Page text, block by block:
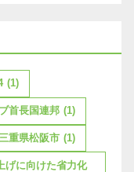
(1)
首長国連邦 (1)
三重県松阪市 (1)
げに向けた省力化